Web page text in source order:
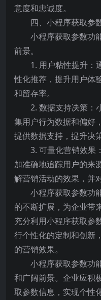
意度和忠诚度。
四、小程序获取参
小程序获取参数功
前景。
1. 用户粘性提升：
性化推荐，提升用户体
和留存率。
2. 数据支持决策：
集用户行为数据和偏好
提供数据支持，提升决
3. 可量化营销效果
加准确地追踪用户的来
解营销活动的效果，并
小程序获取参数功
的不断扩展，为企业带
充分利用小程序获取参
行个性化的定制和创新
的营销效果。
小程序获取参数功
和广阔前景。企业应积
取参数信息，实现个性